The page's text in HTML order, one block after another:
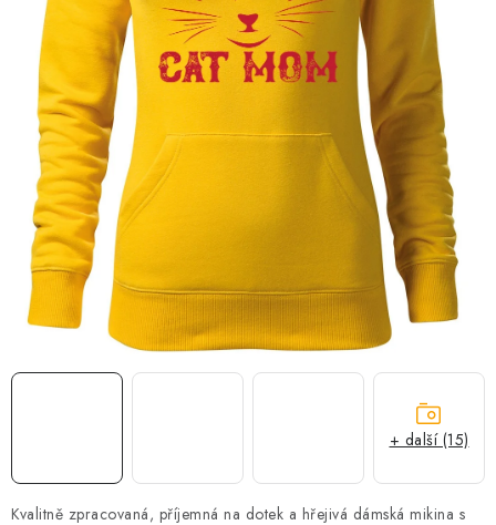
B2B
MÁM SRDCE POMÁHÁM
VÁNOCE
PROVIZNÍ SYSTÉM
O nás Časté otázky
Obchodní podmínky
Zásady zpracování ochrany osobních údajů
Napište nám
Kvalitně zpracovaná, příjemná na dotek a hřejivá dámská mikina s
+ další (15)